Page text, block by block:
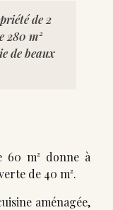
de 2
280 m²
de beaux
60 m² donne à
de 40 m².
aménagée,